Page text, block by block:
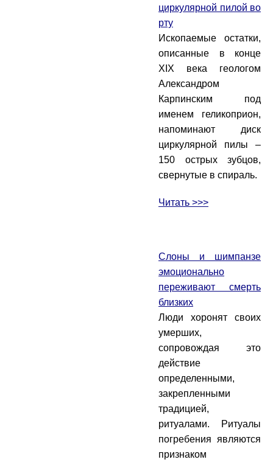
циркулярной пилой во
рту
Ископаемые остатки,
описанные в конце
XIX века геологом
Александром
Карпинским под
именем геликоприон,
напоминают диск
циркулярной пилы –
150 острых зубцов,
свернутые в спираль.
Читать >>>
Слоны и шимпанзе
эмоционально
переживают смерть
близких
Люди хоронят своих
умерших,
сопровождая это
действие
определенными,
закрепленными
традицией,
ритуалами. Ритуалы
погребения являются
признаком